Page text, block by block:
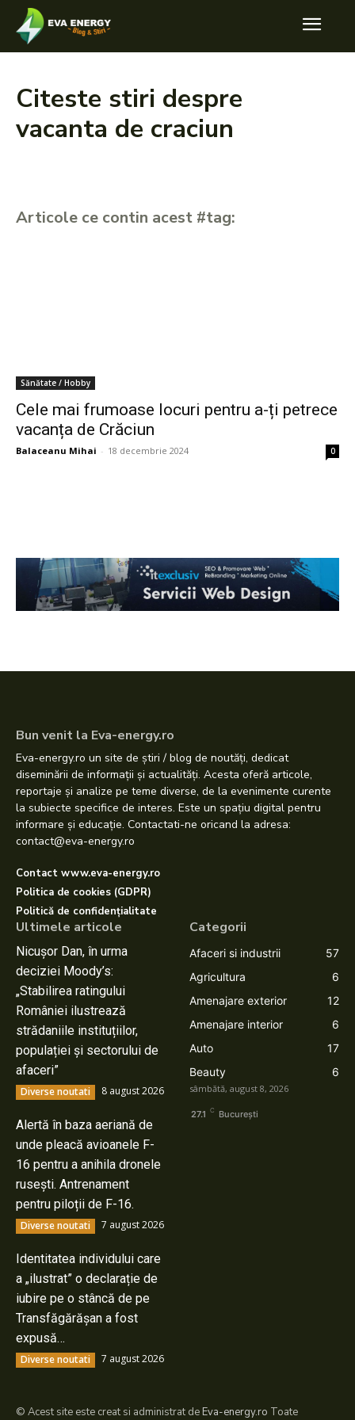
Citeste stiri despre
vacanta de craciun
Articole ce contin acest #tag:
Sănătate / Hobby
Cele mai frumoase locuri pentru a-ți petrece
vacanța de Crăciun
Balaceanu Mihai - 18 decembrie 2024 0
Bun venit la Eva-energy.ro
Eva-energy.ro un site de știri / blog de noutăți, dedicat
diseminării de informații și actualități. Acesta oferă articole,
reportaje și analize pe teme diverse, de la evenimente curente
la subiecte specifice de interes. Este un spațiu digital pentru
informare și educație. Contactati-ne oricand la adresa:
contact@eva-energy.ro
Contact www.eva-energy.ro
Politica de cookies (GDPR)
Politică de confidențialitate
Ultimele articole
Nicușor Dan, în urma
deciziei Moody’s:
„Stabilirea ratingului
României ilustrează
strădaniile instituțiilor,
populației și sectorului de
afaceri”
Diverse noutati 8 august 2026
Alertă în baza aeriană de
unde pleacă avioanele F-
16 pentru a anihila dronele
rusești. Antrenament
pentru piloții de F-16.
Diverse noutati 7 august 2026
Identitatea individului care
a „ilustrat” o declarație de
iubire pe o stâncă de pe
Transfăgărășan a fost
expusă…
Diverse noutati 7 august 2026
Categorii
Afaceri si industrii
57
Agricultura
6
Amenajare exterior
12
Amenajare interior
6
Auto
17
Beauty
6
sâmbătă, august 8, 2026
27.1 C București
© Acest site este creat si administrat deEva-energy.ro Toate